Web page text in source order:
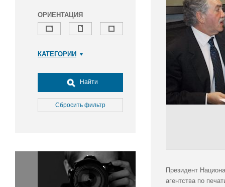
ОРИЕНТАЦИЯ
КАТЕГОРИИ
Досуг, туризм и отдых
Культура
Медицина
Окружающая среда
Политика
Правосудие
Найти
Сбросить фильтр
Президент
агентства по